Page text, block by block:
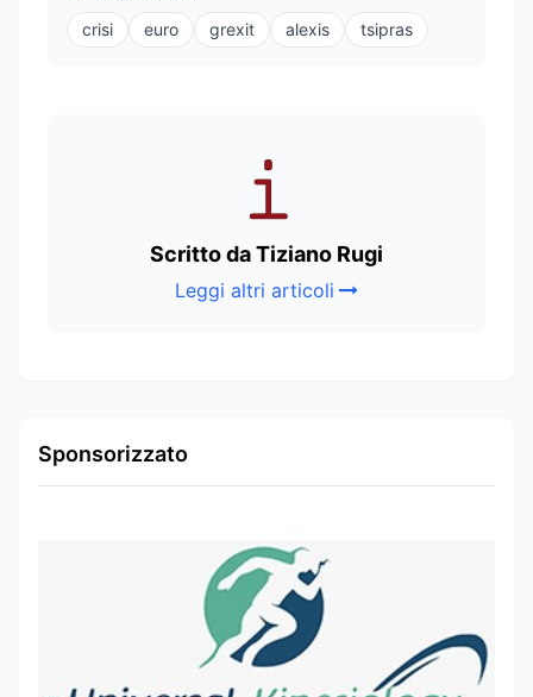
crisi euro grexit alexis tsipras
Scritto da Tiziano Rugi
Leggi altri articoli
Sponsorizzato